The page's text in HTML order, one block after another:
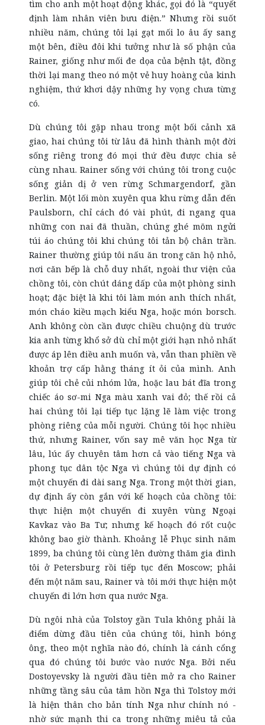
tìm cho anh một hoạt động khác, gọi đó là “quyết
định làm nhân viên bưu điện.” Nhưng rồi suốt
nhiều năm, chúng tôi lại gạt mối lo âu ấy sang
một bên, điều đôi khi tưởng như là số phận của
Rainer, giống như mối đe dọa của bệnh tật, đồng
thời lại mang theo nó một vẻ huy hoàng của kinh
nghiệm, thứ khơi dậy những hy vọng chưa từng
có.
Dù chúng tôi gặp nhau trong một bối cảnh xã
giao, hai chúng tôi từ lâu đã hình thành một đời
sống riêng trong đó mọi thứ đều được chia sẻ
cùng nhau. Rainer sống với chúng tôi trong cuộc
sống giản dị ở ven rừng Schmargendorf, gần
Berlin. Một lối mòn xuyên qua khu rừng dẫn đến
Paulsborn, chỉ cách đó vài phút, đi ngang qua
những con nai đã thuần, chúng ghé mõm ngửi
túi áo chúng tôi khi chúng tôi tản bộ chân trần.
Rainer thường giúp tôi nấu ăn trong căn hộ nhỏ,
nơi căn bếp là chỗ duy nhất, ngoài thư viện của
chồng tôi, còn chút dáng dấp của một phòng sinh
hoạt; đặc biệt là khi tôi làm món anh thích nhất,
món cháo kiều mạch kiểu Nga, hoặc món borsch.
Anh không còn cần được chiều chuộng dù trước
kia anh từng khổ sở dù chỉ một giới hạn nhỏ nhất
được áp lên điều anh muốn và, vẫn than phiền về
khoản trợ cấp hằng tháng ít ỏi của mình. Anh
giúp tôi chẻ củi nhóm lửa, hoặc lau bát đĩa trong
chiếc áo sơ-mi Nga màu xanh vai đỏ; thế rồi cả
hai chúng tôi lại tiếp tục lặng lẽ làm việc trong
phòng riêng của mỗi người. Chúng tôi học nhiều
thứ, nhưng Rainer, vốn say mê văn học Nga từ
lâu, lúc ấy chuyên tâm hơn cả vào tiếng Nga và
phong tục dân tộc Nga vì chúng tôi dự định có
một chuyến đi dài sang Nga. Trong một thời gian,
dự định ấy còn gắn với kế hoạch của chồng tôi:
thực hiện một chuyến đi xuyên vùng Ngoại
Kavkaz vào Ba Tư; nhưng kế hoạch đó rốt cuộc
không bao giờ thành. Khoảng lễ Phục sinh năm
1899, ba chúng tôi cùng lên đường thăm gia đình
tôi ở Petersburg rồi tiếp tục đến Moscow; phải
đến một năm sau, Rainer và tôi mới thực hiện một
chuyến đi lớn hơn qua nước Nga.
Dù ngôi nhà của Tolstoy gần Tula không phải là
điểm dừng đầu tiên của chúng tôi, hình bóng
ông, theo một nghĩa nào đó, chính là cánh cổng
qua đó chúng tôi bước vào nước Nga. Bởi nếu
Dostoyevsky là người đầu tiên mở ra cho Rainer
những tầng sâu của tâm hồn Nga thì Tolstoy mới
là hiện thân cho bản tính Nga như chính nó -
nhờ sức mạnh thi ca trong những miêu tả của